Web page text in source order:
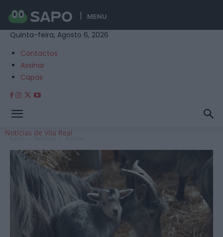
MENU
Quinta-feira, Agosto 6, 2026
Contactos
Assinar
Capas
Notícias de Vila Real
Início Notícias Ensino